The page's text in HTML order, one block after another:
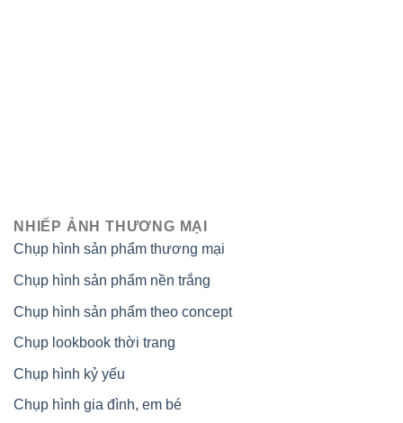
NHIẾP ẢNH THƯƠNG MẠI
Chụp hình sản phẩm thương mại
Chụp hình sản phẩm nền trắng
Chụp hình sản phẩm theo concept
Chụp lookbook thời trang
Chụp hình kỷ yếu
Chụp hình gia đình, em bé